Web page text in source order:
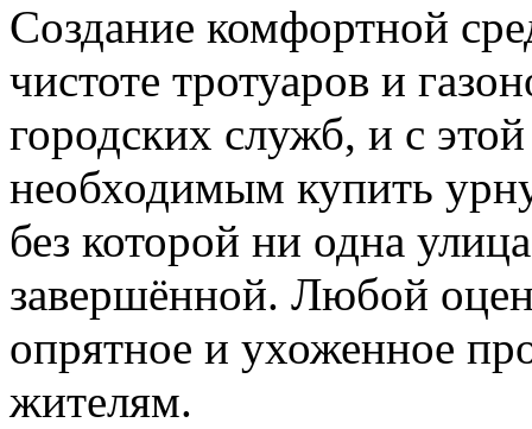
Создание комфортной
чистоте тротуаров и
городских служб, и с
необходимым купить
без которой ни одна
завершённой. Любой
опрятное и ухоженное
жителям.